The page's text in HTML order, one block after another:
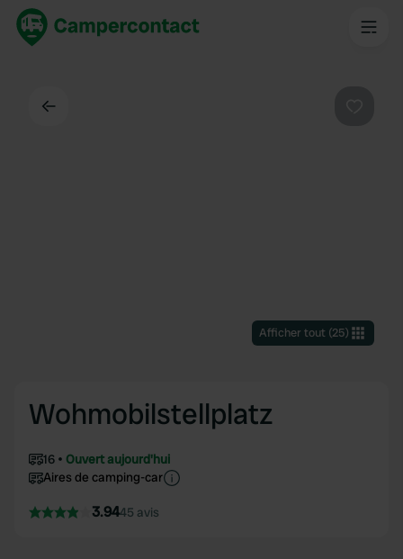
Afficher tout(25)
Wohmobilstellplatz
16
Ouvert aujourd'hui
Aires de camping-car
3.9445 avis